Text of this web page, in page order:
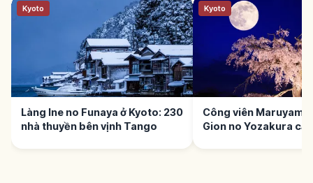
Kyoto
Làng Ine no Funaya ở Kyoto: 230
nhà thuyền bên vịnh Tango
Kyoto
Công viên Maruyama
Gion no Yozakura